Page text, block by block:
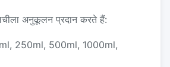
अनुकूलन प्रदान करते हैं:
250ml, 500ml, 1000ml,